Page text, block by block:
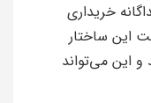
خریداری
این ساختار
و این می‌تواند